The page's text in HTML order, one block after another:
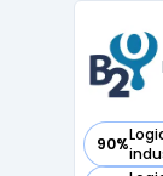
90%
— voir